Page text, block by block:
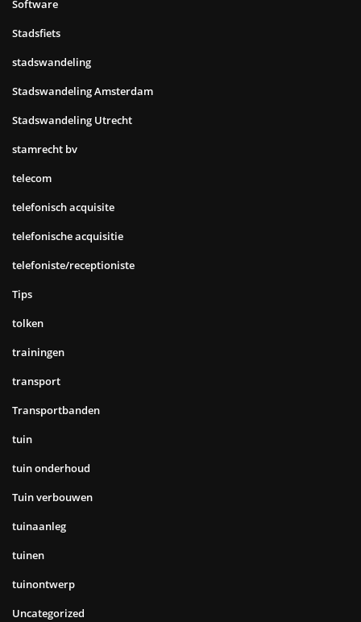
Software
Stadsfiets
stadswandeling
Stadswandeling Amsterdam
Stadswandeling Utrecht
stamrecht bv
telecom
telefonisch acquisite
telefonische acquisitie
telefoniste/receptioniste
Tips
tolken
trainingen
transport
Transportbanden
tuin
tuin onderhoud
Tuin verbouwen
tuinaanleg
tuinen
tuinontwerp
Uncategorized